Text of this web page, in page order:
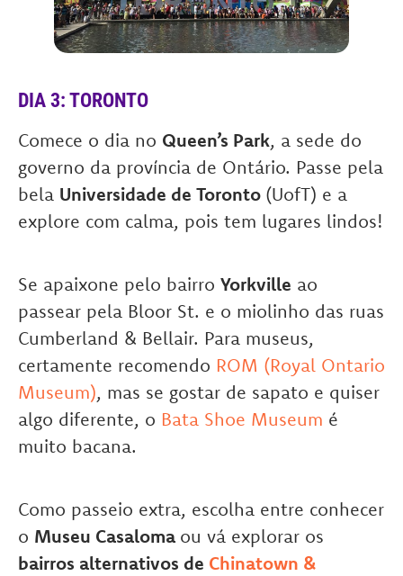
DIA 3: TORONTO
Comece o dia no Queen’s Park, a sede do
governo da província de Ontário. Passe pela
bela Universidade de Toronto (UofT) e a
explore com calma, pois tem lugares lindos!
Se apaixone pelo bairro Yorkville ao
passear pela Bloor St. e o miolinho das ruas
Cumberland & Bellair. Para museus,
certamente recomendo ROM (Royal Ontario
Museum), mas se gostar de sapato e quiser
algo diferente, o Bata Shoe Museum é
muito bacana.
Como passeio extra, escolha entre conhecer
o Museu Casaloma ou vá explorar os
bairros alternativos de Chinatown &